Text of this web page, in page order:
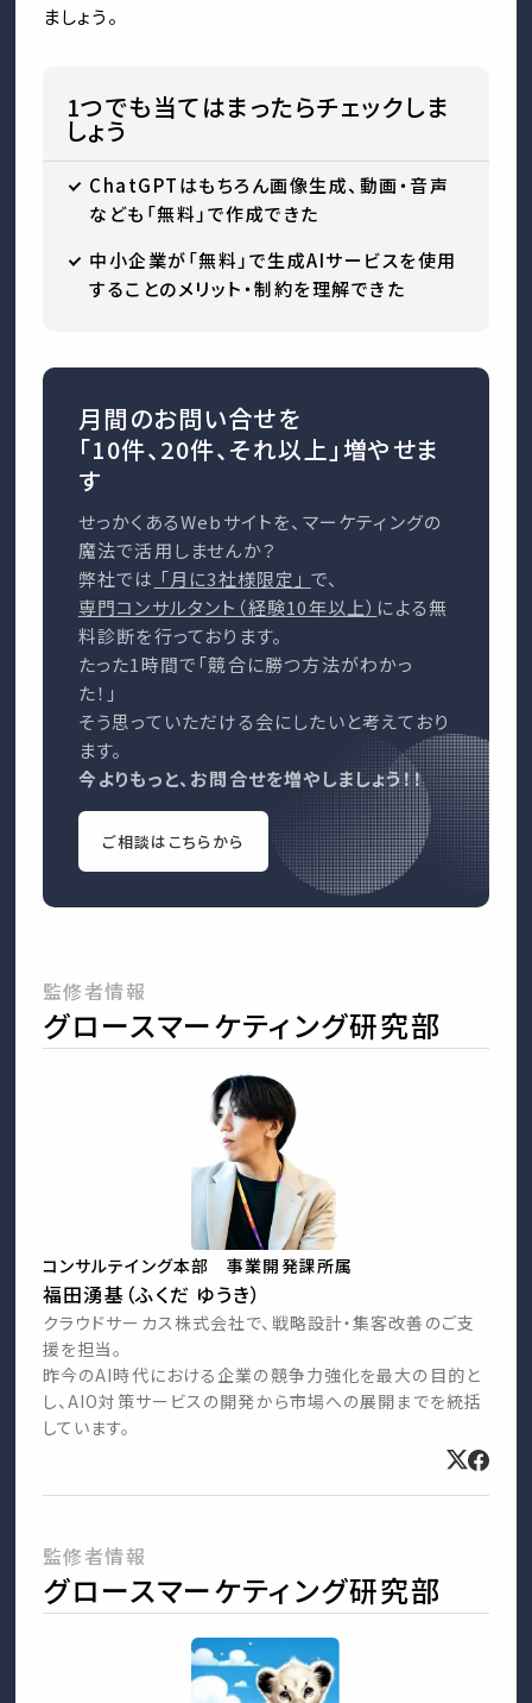
ましょう。
1つでも当てはまったらチェックしま
しょう
ChatGPTはもちろん画像生成、動画・音声
なども「無料」で作成できた
中小企業が「無料」で生成AIサービスを使用
することのメリット・制約を理解できた
月間のお問い合せを
「10件、20件、それ以上」増やせま
す
せっかくあるWebサイトを、マーケティングの
魔法で活用しませんか？
弊社では 「月に3社様限定」 で、
専門コンサルタント（経験10年以上） による無
料診断を行っております。
たった1時間で「競合に勝つ方法がわかっ
た！」
そう思っていただける会にしたいと考えており
ます。
今よりもっと、お問合せを増やしましょう！！
ご相談はこちらから
監修者情報
グロースマーケティング研究部
コンサルテイング本部 事業開発課所属
福田湧基（ふくだ ゆうき）
クラウドサーカス株式会社で、戦略設計・集客改善のご支
援を担当。
昨今のAI時代における企業の競争力強化を最大の目的と
し、AIO対策サービスの開発から市場への展開までを統括
しています。
監修者情報
グロースマーケティング研究部